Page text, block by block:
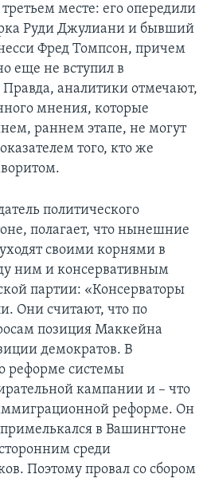
месте: его опередили
Руди Джулиани и бывший
Фред Томпсон, причем
еще не вступил в
аналитики отмечают,
мнения, которые
раннем этапе, не могут
того, кто же
политического
полагает, что нынешние
своими корнями в
ним и консервативным
партии: «Консерваторы
Они считают, что по
позиция Маккейна
демократов. В
реформе системы
кампании и – что
реформе. Он
в Вашингтоне
среди
Поэтому провал со сбором